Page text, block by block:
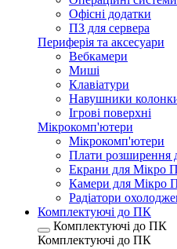
Офісні додатки
ПЗ для сервера
Периферія та аксесуари
Вебкамери
Миші
Клавіатури
Навушники
Ігрові поверхні
Мікрокомп'ютери
Мікрокомп'ютери
Плати розширення
Екрани для Мікро
Камери для Мікро
Радіатори
Комплектуючі до ПК
Комплектуючі до ПК
Комплектуючі до ПК